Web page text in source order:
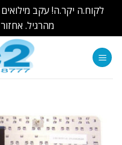
לקוח.ה יקר.ה! עקב
מהרגיל.